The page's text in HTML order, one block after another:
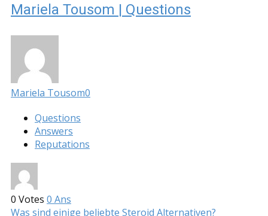
Mariela Tousom | Questions
Mariela Tousom0
Questions
Answers
Reputations
0 Votes 0 Ans
Was sind einige beliebte Steroid Alternativen?